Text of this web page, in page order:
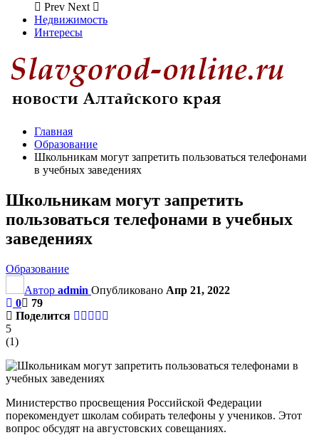
Prev Next
Недвижимость
Интересы
Главная
Образование
Школьникам могут запретить пользоваться телефонами
в учебных заведениях
Школьникам могут запретить
пользоваться телефонами в учебных
заведениях
Образование
Автор admin Опубликовано Апр 21, 2022
0
79
Поделится
5
(1)
Министерство просвещения Российской Федерации
порекомендует школам собирать телефоны у учеников. Этот
вопрос обсудят на августовских совещаниях.